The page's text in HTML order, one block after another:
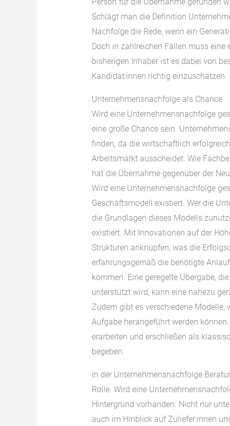
Person für die Übernahme gefunden
Schlägt man die Definition
Nachfolge die Rede, wenn ein
Doch in zahlreichen Fällen muss
bisherigen Inhaber ist es dabei von
Kandidat:innen richtig einzuschätzen.
Unternehmensnachfolge als Chance
Wird eine Unternehmensnachfolge
eine große Chance sein.
finden, da die wirtschaftlich
Arbeitsmarkt ausscheidet. Wie
hat die Übernahme gegenüber der
Wird eine Unternehmensnachfolge
Geschäftsmodell existiert. Wer die
die Grundlagen dieses Modells
existiert. Mit Innovationen auf der
Strukturen anknüpfen, was die
erfahrungsgemäß die benötigte
kommen. Eine geregelte Übergabe,
unterstützt wird, kann eine nahezu
Zudem gibt es verschiedene Modelle,
Aufgabe herangeführt werden
erarbeiten und erschließen als
begeben.
In der Unternehmensnachfolge
Rolle. Wird eine
Hintergrund vorhanden. Nicht nur
auch im Hinblick auf Zuliefer:innen